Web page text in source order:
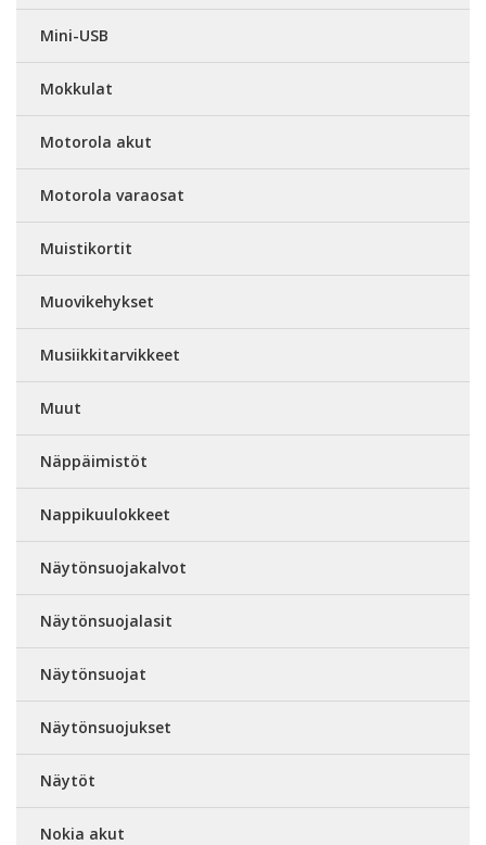
Mini-USB
Mokkulat
Motorola akut
Motorola varaosat
Muistikortit
Muovikehykset
Musiikkitarvikkeet
Muut
Näppäimistöt
Nappikuulokkeet
Näytönsuojakalvot
Näytönsuojalasit
Näytönsuojat
Näytönsuojukset
Näytöt
Nokia akut